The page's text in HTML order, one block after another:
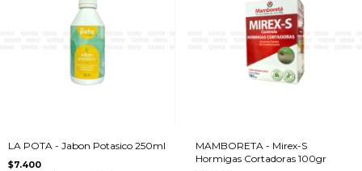
LA POTA - Jabon Potasico 250ml
$7.400
MAMBORETA - Mirex-S
Hormigas Cortadoras 100gr